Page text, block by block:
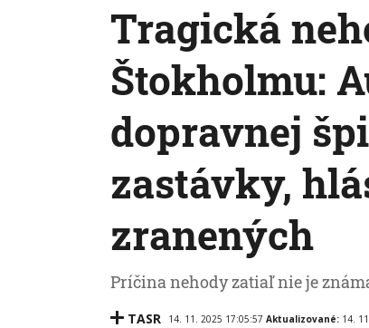
Tragická
Štokholmu:
dopravnej
zastávky,
zranených
Príčina nehody zatiaľ nie je
TASR 14. 11. 2025 17:05:57 Aktualizované: 14.